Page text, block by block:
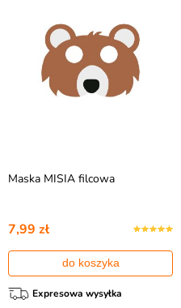
Maska MISIA filcowa
7,99 zł
do koszyka
Expresowa wysyłka